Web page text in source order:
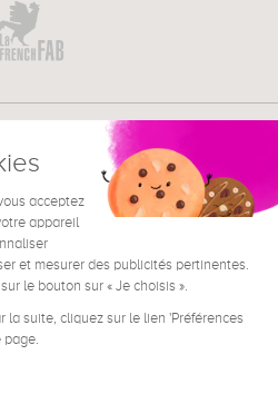
?
de vente
Légales
acceptez
appareil
et mesurer des publicités pertinentes.
le bouton sur « Je choisis ».
la suite, cliquez sur le lien 'Préférences
page.